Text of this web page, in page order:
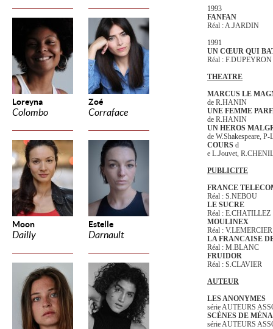
Loreyna
Colombo
Zoé
Corraface
Moon
Dailly
Estelle
Darnault
1993
FANFAN
Réal : A.JARDIN
1991
UN CŒUR QUI
Réal :
THEATRE
MARCUS LE
de R.HANIN
UNE FEMME
de R.HANIN
UN HEROS
de W.Shakespeare, P-
COURS d
e L.Jouvet,
PUBLICITE
FRANCE
Réal : S.NEBOU
LE SUCRE
Réal : E.CHATILLEZ
MOULINEX
Réal : V.LEMERCIER
LA FRANCAISE
Réal : M.BLANC
FRUIDOR
Réal : S.CLAVIER
AUTEUR
LES ANONYMES
série AUTEURS
SCÈNES DE
série AUTEURS